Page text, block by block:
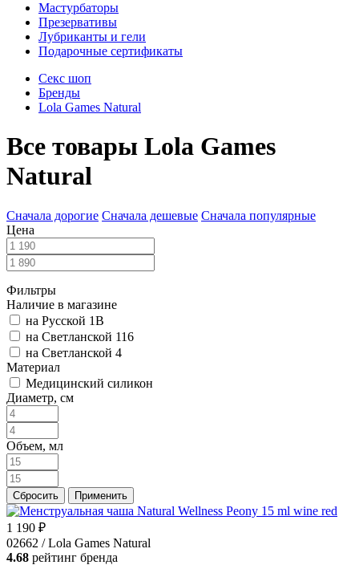
Мастурбаторы
Презервативы
Лубриканты и гели
Подарочные сертификаты
Секс шоп
Бренды
Lola Games Natural
Все товары Lola Games
Natural
Сначала дорогие Сначала дешевые Сначала популярные
Цена
Фильтры
Наличие в магазине
на Русской 1В
на Светланской 116
на Светланской 4
Материал
Медицинский силикон
Диаметр, см
Объем, мл
Сбросить Применить
1 190 ₽
02662 / Lola Games Natural
4.68 рейтинг бренда